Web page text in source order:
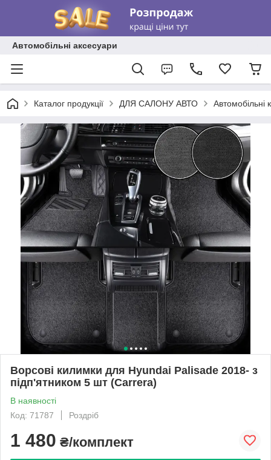
Автомобільні аксесуари
Каталог продукції ДЛЯ САЛОНУ АВТО Автомобільні
Ворсові килимки для Hyundai Palisade 2018- з
підп'ятником 5 шт (Carrera)
В наявності
Код: 71787
Роздріб
1 480 ₴/комплект